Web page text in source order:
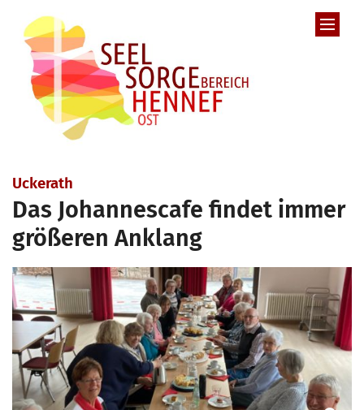
Uckerath
Das Johannescafe findet immer
größeren Anklang